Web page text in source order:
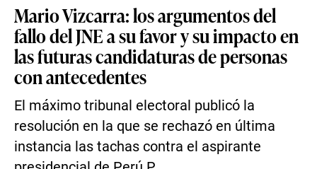
Mario Vizcarra: los argumentos del
fallo del JNE a su favor y su impacto en
las futuras candidaturas de personas
con antecedentes
El máximo tribunal electoral publicó la
resolución en la que se rechazó en última
instancia las tachas contra el aspirante